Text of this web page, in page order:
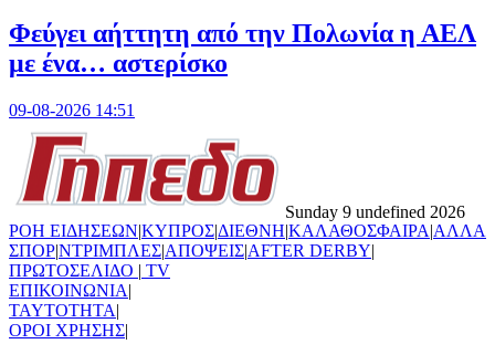
Φεύγει αήττητη από την Πολωνία η ΑΕΛ
με ένα… αστερίσκο
09-08-2026 14:51
Sunday 9 undefined 2026
ΡΟΗ ΕΙΔΗΣΕΩΝ|ΚΥΠΡΟΣ|ΔΙΕΘΝΗ|ΚΑΛΑΘΟΣΦΑΙΡΑ|ΑΛΛΑ
ΣΠΟΡ|ΝΤΡΙΜΠΛΕΣ|ΑΠΟΨΕΙΣ|AFTER DERBY|
ΠΡΩΤΟΣΕΛΙΔΟ | TV
ΕΠΙΚΟΙΝΩΝΙΑ|
TAYTOTHTA|
ΟΡΟΙ ΧΡΗΣΗΣ|